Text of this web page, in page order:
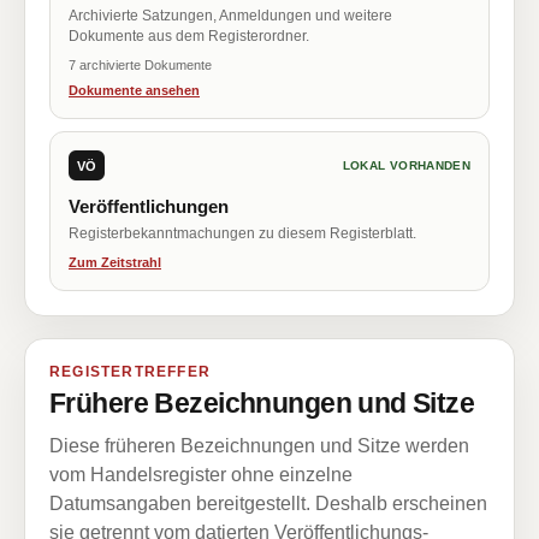
Archivierte Satzungen, Anmeldungen und weitere
Dokumente aus dem Registerordner.
7 archivierte Dokumente
Dokumente ansehen
VÖ LOKAL VORHANDEN
Veröffentlichungen
Registerbekanntmachungen zu diesem Registerblatt.
Zum Zeitstrahl
REGISTERTREFFER
Frühere Bezeichnungen und Sitze
Diese früheren Bezeichnungen und Sitze werden
vom Handelsregister ohne einzelne
Datumsangaben bereitgestellt. Deshalb erscheinen
sie getrennt vom datierten Veröffentlichungs-